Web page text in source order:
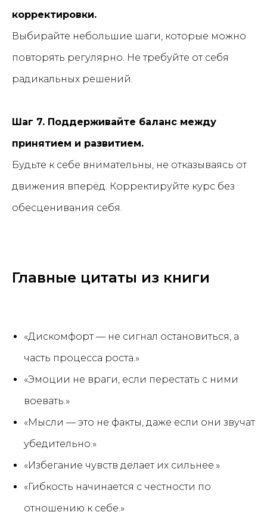
корректировки.
Выбирайте небольшие шаги, которые можно
повторять регулярно. Не требуйте от себя
радикальных решений.
Шаг 7. Поддерживайте баланс между
принятием и развитием.
Будьте к себе внимательны, не отказываясь от
движения вперёд. Корректируйте курс без
обесценивания себя.
Главные цитаты из книги
«Дискомфорт — не сигнал остановиться, а
часть процесса роста.»
«Эмоции не враги, если перестать с ними
воевать.»
«Мысли — это не факты, даже если они звучат
убедительно.»
«Избегание чувств делает их сильнее.»
«Гибкость начинается с честности по
отношению к себе.»